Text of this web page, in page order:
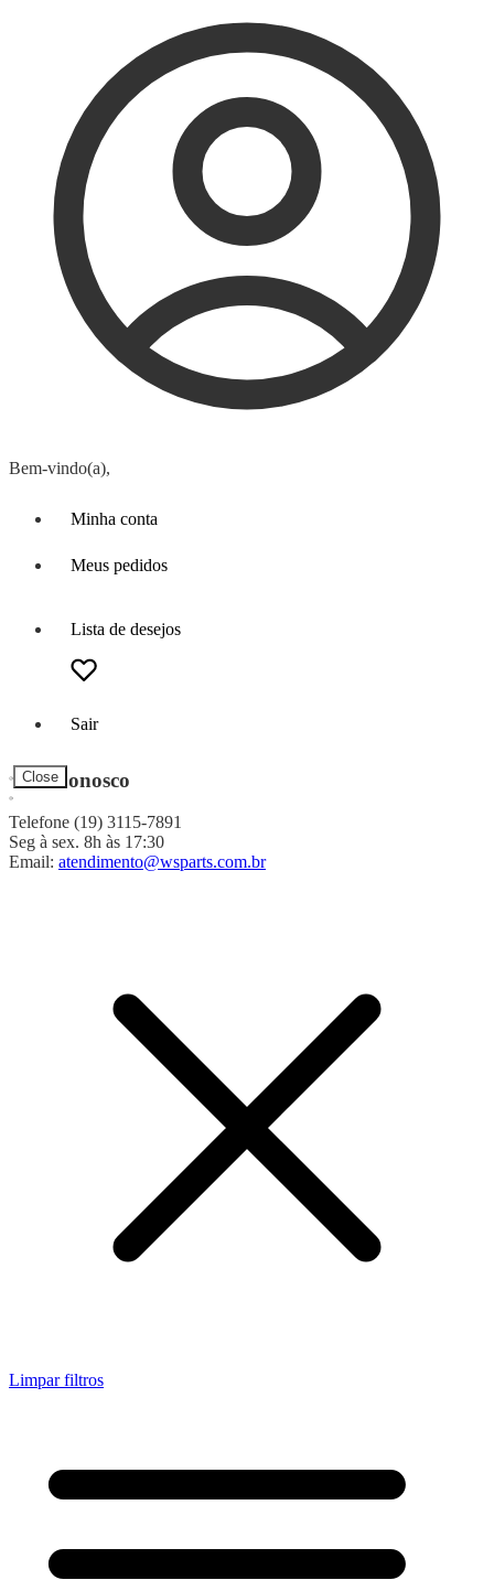
Bem-vindo(a),
Minha conta
Meus pedidos
Lista de desejos
Sair
Close
Fale Conosco
Telefone (19) 3115-7891
Seg à sex. 8h às 17:30
Email: atendimento@wsparts.com.br
Limpar filtros